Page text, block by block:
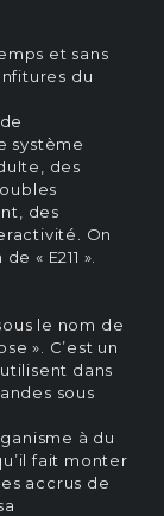
et sans
du
système
des
des
On
« E211 ».
le nom de
». C’est un
dans
sous
à du
fait monter
accrus de